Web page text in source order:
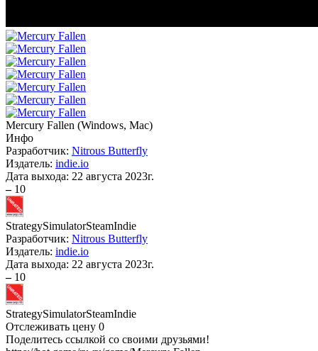
Mercury Fallen (Windows, Mac)
Инфо
Разработчик: Nitrous Butterfly
Издатель: indie.io
Дата выхода: 22 августа 2023г.
– 10
StrategySimulatorSteamIndie
Разработчик: Nitrous Butterfly
Издатель: indie.io
Дата выхода: 22 августа 2023г.
– 10
StrategySimulatorSteamIndie
Отслеживать цену 0
Поделитесь ссылкой со своими друзьями!